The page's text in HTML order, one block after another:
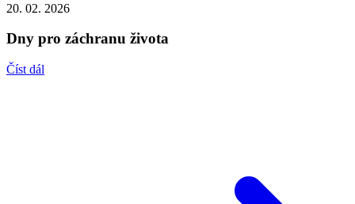
20. 02. 2026
Dny pro záchranu života
Číst dál